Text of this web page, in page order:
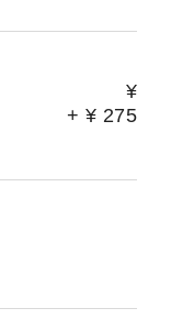
¥
+ ¥ 275